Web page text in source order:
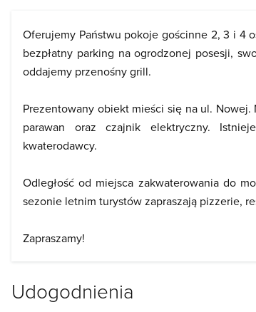
Oferujemy Państwu pokoje gościnne 2, 3 i 4
bezpłatny parking na ogrodzonej posesji,
oddajemy przenośny grill.
Prezentowany obiekt mieści się na ul.
parawan oraz czajnik elektryczny.
kwaterodawcy.
Odległość od miejsca zakwaterowania do
sezonie letnim turystów zapraszają pizzerie,
Zapraszamy!
Udogodnienia